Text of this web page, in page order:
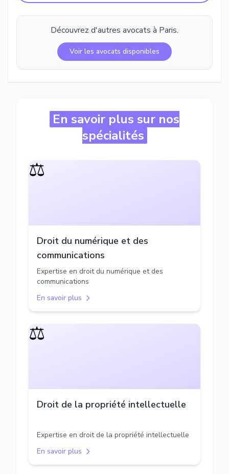
Découvrez d'autres avocats à Paris.
Voir les avocats disponibles
En savoir plus sur nos
spécialités
⚖️
Droit du numérique et des
communications
Expertise en droit du numérique et des
communications
En savoir plus
⚖️
Droit de la propriété intellectuelle
Expertise en droit de la propriété intellectuelle
En savoir plus